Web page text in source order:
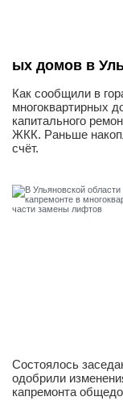
ых домов в
Как сообщили в
многоквартирных
капитального
ЖКК. Раньше
счёт.
Состоялось
одобрили
капремонта